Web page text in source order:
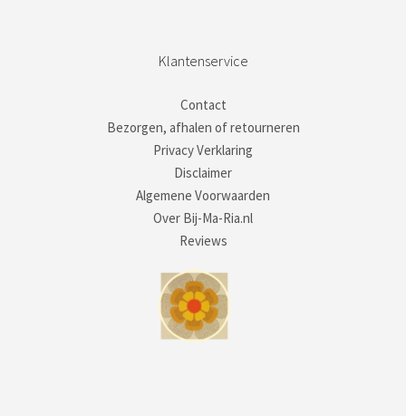
Klantenservice
Contact
Bezorgen, afhalen of retourneren
Privacy Verklaring
Disclaimer
Algemene Voorwaarden
Over Bij-Ma-Ria.nl
Reviews